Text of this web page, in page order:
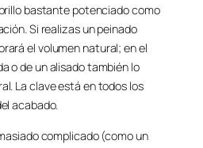
bastante potenciado como
Si realizas un peinado
el volumen natural; en el
o de un alisado también lo
La clave está en todos los
acabado.
complicado (como un